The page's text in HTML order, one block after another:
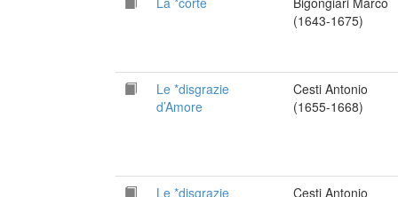
(1643-1675)
Le *disgrazie
d’Amore
Cesti Antonio
(1655-1668)
Le *disgrazie Cesti Antonio